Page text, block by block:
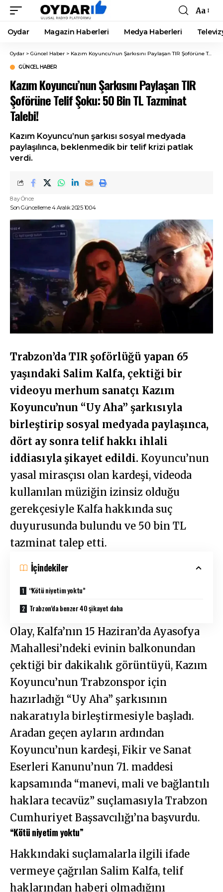
Font
Resizer
Aa
Oydar Magazin Haberleri Medya Haberleri
Oydar > Güncel Haber > Kazım Koyuncu’nun Şarkısını Paylaşan TIR Şoförüne Telif Şoku: 50 Bin TL Tazminat Talebi!
GÜNCEL HABER
Kazım Koyuncu’nun Şarkısını Paylaşan TIR
Şoförüne Telif Şoku: 50 Bin TL Tazminat
Talebi!
Kazım Koyuncu’nun şarkısı sosyal medyada
paylaşılınca, beklenmedik bir telif krizi patlak
verdi.
Son Güncelleme 4 Aralık 2025 10:04
8 ay Önce
Trabzon’da TIR şoförlüğü yapan 65
yaşındaki Salim Kalfa, çektiği bir
videoyu merhum sanatçı Kazım
Koyuncu’nun “Uy Aha” şarkısıyla
birleştirip sosyal medyada paylaşınca,
dört ay sonra telif hakkı ihlali
iddiasıyla şikayet edildi. Koyuncu’nun
yasal mirasçısı olan kardeşi, videoda
kullanılan müziğin izinsiz olduğu
gerekçesiyle Kalfa hakkında suç
duyurusunda bulundu ve 50 bin TL
tazminat talep etti.
İçindekiler
“Kötü niyetim yoktu”
Trabzon’da benzer 40 şikayet daha
Olay, Kalfa’nın 15 Haziran’da Ayasofya
Mahallesi’ndeki evinin balkonundan
çektiği bir dakikalık görüntüyü, Kazım
Koyuncu’nun Trabzonspor için
hazırladığı “Uy Aha” şarkısının
nakaratıyla birleştirmesiyle başladı.
Aradan geçen ayların ardından
Koyuncu’nun kardeşi, Fikir ve Sanat
Eserleri Kanunu’nun 71. maddesi
kapsamında “manevi, mali ve bağlantılı
haklara tecavüz” suçlamasıyla Trabzon
Cumhuriyet Başsavcılığı’na başvurdu.
“Kötü niyetim yoktu”
Hakkındaki suçlamalarla ilgili ifade
vermeye çağrılan Salim Kalfa, telif
haklarından haberi olmadığını